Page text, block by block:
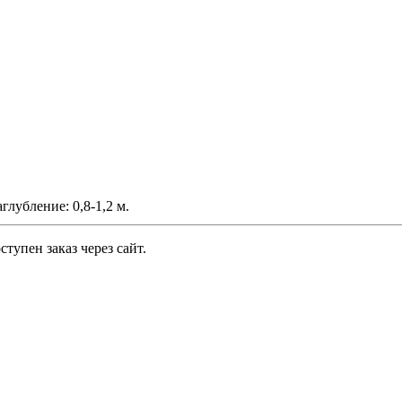
0,8-1,2 м.
заказ через сайт.